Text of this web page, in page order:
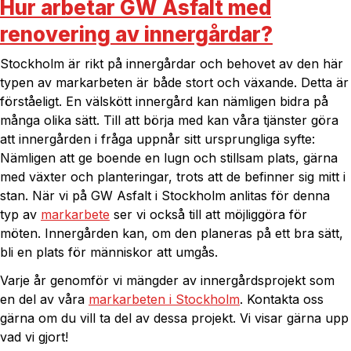
Hur arbetar GW Asfalt med
renovering av innergårdar?
Stockholm är rikt på innergårdar och behovet av den här
typen av markarbeten är både stort och växande. Detta är
förståeligt. En välskött innergård kan nämligen bidra på
många olika sätt. Till att börja med kan våra tjänster göra
att innergården i fråga uppnår sitt ursprungliga syfte:
Nämligen att ge boende en lugn och stillsam plats, gärna
med växter och planteringar, trots att de befinner sig mitt i
stan. När vi på GW Asfalt i Stockholm anlitas för denna
typ av markarbete ser vi också till att möjliggöra för
möten. Innergården kan, om den planeras på ett bra sätt,
bli en plats för människor att umgås.
Varje år genomför vi mängder av innergårdsprojekt som
en del av våra markarbeten i Stockholm. Kontakta oss
gärna om du vill ta del av dessa projekt. Vi visar gärna upp
vad vi gjort!